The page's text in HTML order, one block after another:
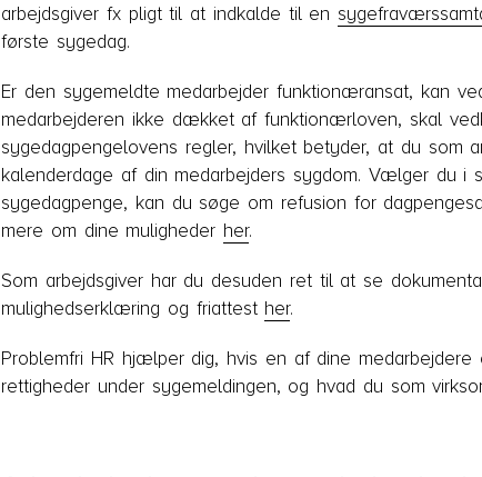
arbejdsgiver fx pligt til at indkalde til en
første sygedag.
Er den sygemeldte medarbejder funktionæransat, kan
medarbejderen ikke dækket af funktionærloven, skal
sygedagpengelovens regler, hvilket betyder, at du som
kalenderdage af din medarbejders sygdom. Vælger du
sygedagpenge, kan du søge om refusion for
mere om dine muligheder her.
Som arbejdsgiver har du desuden ret til at se
mulighedserklæring og friattest her.
Problemfri HR hjælper dig, hvis en af dine
rettigheder under sygemeldingen, og hvad du som